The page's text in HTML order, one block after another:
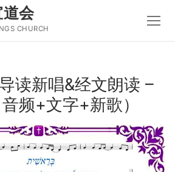
会
CHURCH
读新唱&经文朗读 –
频+文字+新歌）